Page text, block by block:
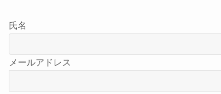
氏名
メールアドレス